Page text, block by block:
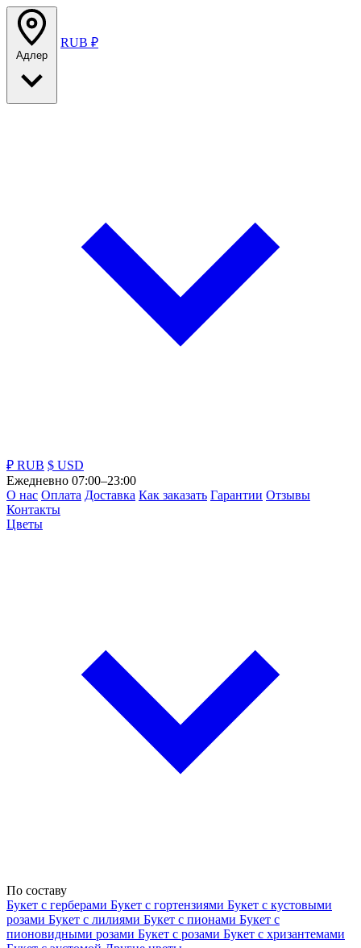
Адлер
RUB ₽
₽ RUB $ USD
Ежедневно 07:00–23:00
О нас Оплата Доставка Как заказать Гарантии Отзывы
Контакты
Цветы
По составу
Букет с герберами Букет с гортензиями Букет с кустовыми
розами Букет с лилиями Букет с пионами Букет с
пионовидными розами Букет с розами Букет с хризантемами